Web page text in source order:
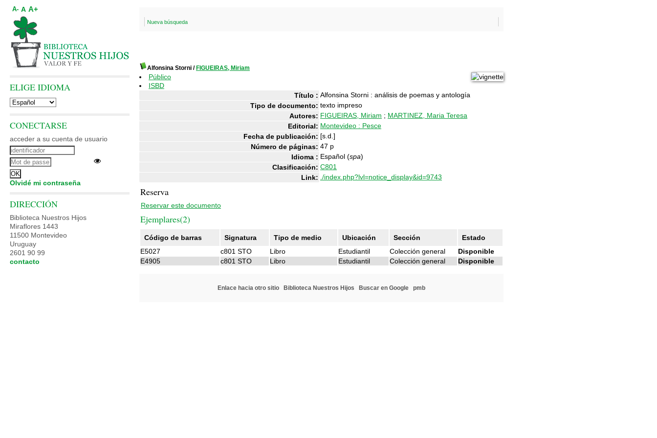
Nueva búsqueda
Alfonsina Storni / FIGUEIRAS, Miriam
Público
ISBD
Título : Alfonsina Storni : análisis de poemas y antología
Tipo de documento: texto impreso
Autores: FIGUEIRAS, Miriam ; MARTINEZ, Maria Teresa
Editorial: Montevideo : Pesce
Fecha de publicación: [s.d.]
Número de páginas: 47 p
Idioma : Español (spa)
Clasificación: C801
Link: ./index.php?lvl=notice_display&id=9743
Reserva
Reservar este documento
Ejemplares(2)
Código de barras Signatura Tipo de medio Ubicación Sección
Estado
E5027
c801 STO Libro Estudiantil Colección general
Disponible
E4905
c801 STO Libro Estudiantil Colección general Disponible
Enlace hacia otro sitio Biblioteca Nuestros Hijos Buscar en Google pmb
A- A A+
ELIGE IDIOMA
CONECTARSE
acceder a su cuenta de usuario
Olvidé mi contraseña
DIRECCIÓN
Biblioteca Nuestros Hijos
Miraflores 1443
11500 Montevideo
Uruguay
2601 90 99
contacto